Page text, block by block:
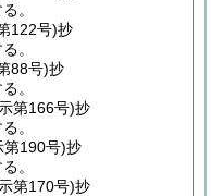
。
122号)抄
。
88号)抄
。
第166号)抄
。
第190号)抄
。
第170号)抄